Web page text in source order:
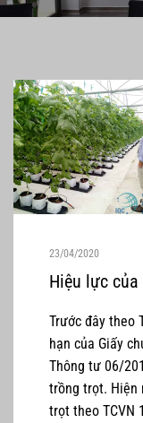
23/04/2020
Hiệu lực
Trước đây theo
hạn của Giấy
Thông tư 06/
trồng trọt. Hiện
trọt theo TCVN